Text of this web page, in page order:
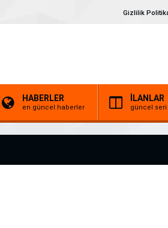
Gizlilik
HABERLER
en güncel haberler
İLANLAR
güncel